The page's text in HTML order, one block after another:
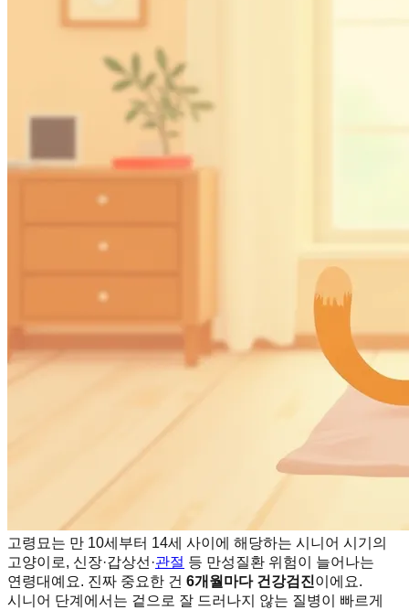
고령묘는 만 10세부터 14세 사이에 해당하는 시니어 시기의
고양이로, 신장·갑상선·관절 등 만성질환 위험이 늘어나는
연령대예요. 진짜 중요한 건 6개월마다 건강검진이에요.
시니어 단계에서는 겉으로 잘 드러나지 않는 질병이 빠르게